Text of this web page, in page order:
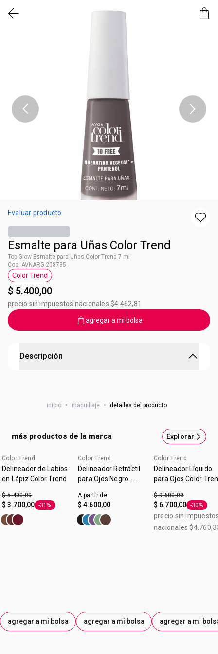
Evaluar producto
Esmalte para Uñas Color Trend
Top Glow Esmalte para Uñas Color Trend 7 ml
Cod. AVNARG-208735 -
Etiqueta Color Trend
Color Trend
$ 5.400,00
precio sin impuestos nacionales $4.462,81
agregar a mi bolsa
Descripción
secado en 6 minutos, fórmula 10 free
inicio • maquillaje • detalles del producto
más productos de la marca Explorar
Color Trend
Delineador de Labios
en Lápiz Color Trend
$ 5.400,00
$ 3.700,00 Etiqueta -31%
-31%
agregar a mi bolsa
Color Trend
Delineador Retráctil
para Ojos Negro -
A partir de
$ 4.600,00
agregar a mi bolsa
Color Trend
Delineador Líquido
para Ojos Color
$ 9.600,00
$ 6.700,00 Etiqueta -
-30%
precio sin
nacionales
agregar a mi